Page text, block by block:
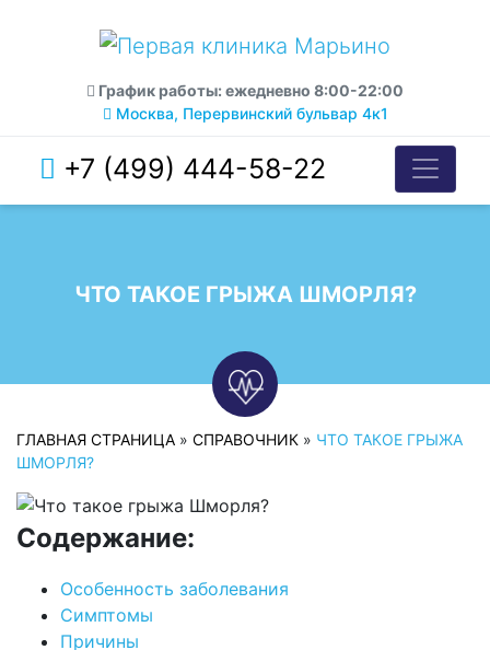
График работы: ежедневно 8:00-22:00
Москва, Перервинский бульвар 4к1
+7 (499) 444-58-22
ЧТО ТАКОЕ ГРЫЖА ШМОРЛЯ?
ГЛАВНАЯ СТРАНИЦА » СПРАВОЧНИК » ЧТО ТАКОЕ ГРЫЖА
ШМОРЛЯ?
Содержание:
Особенность заболевания
Симптомы
Причины